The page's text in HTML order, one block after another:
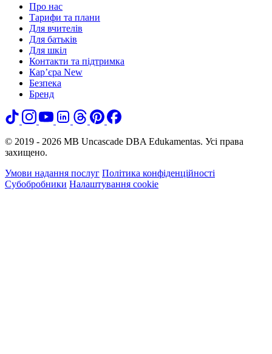
Про нас
Тарифи та плани
Для вчителів
Для батьків
Для шкіл
Контакти та підтримка
Кар’єра New
Безпека
Бренд
© 2019 - 2026 MB Uncascade DBA Edukamentas. Усі права
захищено.
Умови надання послуг Політика конфіденційності
Субобробники Налаштування cookie